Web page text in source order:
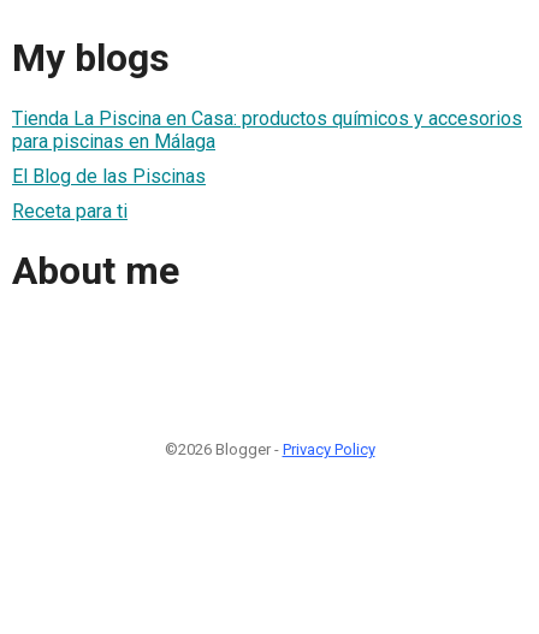
My blogs
Tienda La Piscina en Casa: productos químicos y accesorios
para piscinas en Málaga
El Blog de las Piscinas
Receta para ti
About me
©2026 Blogger - Privacy Policy